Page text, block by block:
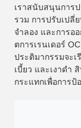
เราสนับสนุนการ
รวม การปรับเปลี่
จำลอง และการอ
ตการเรนเดอร์
ประติมากรรมจะ
เบี้ยว และเงาดำ
กระแทกเพื่อการ